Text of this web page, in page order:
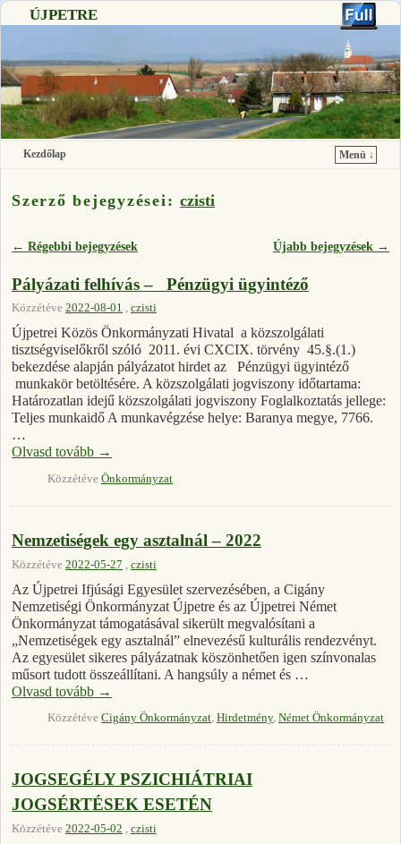
ÚJPETRE
Kezdőlap
Menü ↓
Szerző bejegyzései:czisti
Bejegyzés navigáció
← Régebbi bejegyzések Újabb bejegyzések →
Pályázati felhívás – Pénzügyi ügyintéző
Közzétéve 2022-08-01 , czisti
Újpetrei Közös Önkormányzati Hivatal a közszolgálati
tisztségviselőkről szóló 2011. évi CXCIX. törvény 45.§.(1.)
bekezdése alapján pályázatot hirdet az Pénzügyi ügyintéző
munkakör betöltésére. A közszolgálati jogviszony időtartama:
Határozatlan idejű közszolgálati jogviszony Foglalkoztatás jellege:
Teljes munkaidő A munkavégzése helye: Baranya megye, 7766.
…
Olvasd tovább →
Közzétéve Önkormányzat
Nemzetiségek egy asztalnál – 2022
Közzétéve 2022-05-27 czisti
Az Újpetrei Ifjúsági Egyesület szervezésében, a Cigány
Nemzetiségi Önkormányzat Újpetre és az Újpetrei Német
Önkormányzat támogatásával sikerült megvalósítani a
„Nemzetiségek egy asztalnál” elnevezésű kulturális rendezvényt.
Az egyesület sikeres pályázatnak köszönhetően igen színvonalas
műsort tudott összeállítani. A hangsúly a német és …
Olvasd tovább →
Közzétéve Cigány Önkormányzat, Hirdetmény, Német Önkormányzat
JOGSEGÉLY PSZICHIÁTRIAI
JOGSÉRTÉSEK ESETÉN
Közzétéve 2022-05-02 , czisti